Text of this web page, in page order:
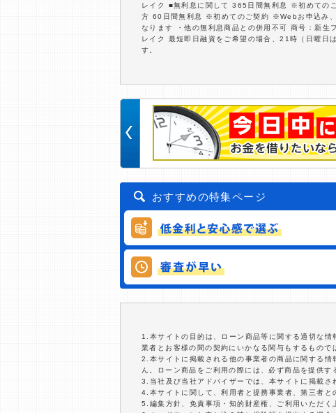
レイク ■無利息に関して 365日間無利息 ※初めての
方 60日間無利息 ※初めてのご契約 ※Webお申込み、
なります ・他の無利息商品との併用不可 商号：新
レイク 最短即日融資をご希望の場合、21時（日曜日
す。
おすすめの特集ページ
1.本サイトの目的は、ローン商品等に関する適切な
業者とお客様の間の契約にいかなる関与もするもので
2.本サイトに掲載される他の事業者の商品に関する
ん。ローン商品をご利用の際には、必ず商品を提供
3.当社及び当社アドバイザーでは、本サイトに掲載さ
4.本サイトに関して、利用者と提携事業者、第三者と
5.編集方針、免責事項・知的財産権、ご利用いただく